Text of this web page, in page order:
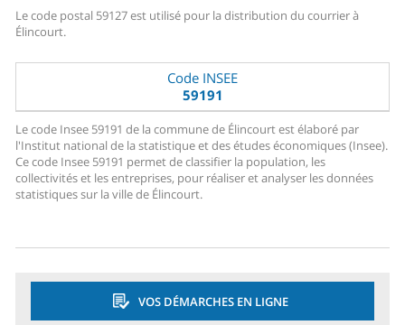
Le code postal 59127 est utilisé pour la distribution du courrier à
Élincourt.
Code INSEE
59191
Le code Insee 59191 de la commune de Élincourt est élaboré par
l'Institut national de la statistique et des études économiques (Insee).
Ce code Insee 59191 permet de classifier la population, les
collectivités et les entreprises, pour réaliser et analyser les données
statistiques sur la ville de Élincourt.
VOS DÉMARCHES EN LIGNE